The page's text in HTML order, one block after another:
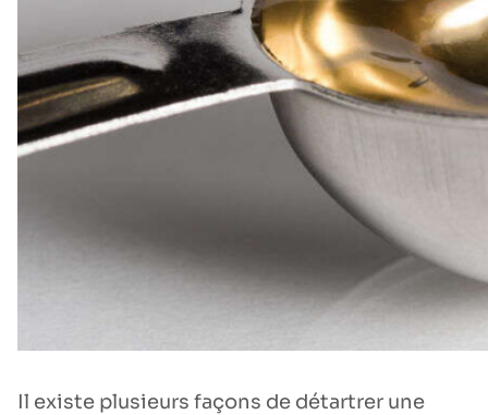
Il existe plusieurs façons de détartrer une